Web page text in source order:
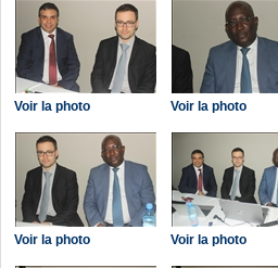
Voir la photo Voir la photo
Voir la photo Voir la photo